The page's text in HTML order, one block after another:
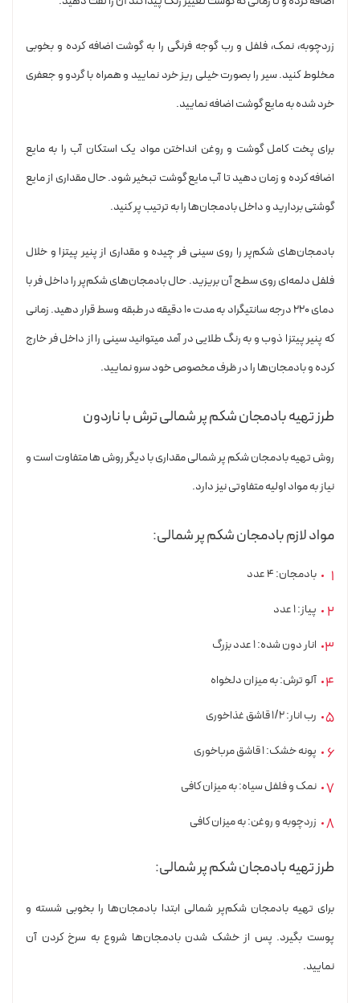
زردچوبه، نمک، فلفل و رب گوجه فرنگی را به گوشت اضافه کرده و بخوبی
مخلوط کنید. سیر را بصورت خیلی ریز خرد نمایید و همراه با گردو و جعفری
خرد شده به مایع گوشت اضافه نمایید.
برای پخت کامل گوشت و روغن انداختن مواد یک استکان آب را به مایع
اضافه کرده و زمان دهید تا آب مایع گوشت تبخیر شود. حال مقداری از مایع
گوشتی بردارید و داخل بادمجان‌ها را به ترتیب پر کنید.
بادمجان‌های شکم‌پر را روی سینی فر چیده و مقداری از پنیر پیتزا و خلال
فلفل دلمه‌ای روی سطح آن بریزید. حال بادمجان‌های شکم‌پر را داخل فر با
دمای ۲۲۰ درجه سانتیگراد به مدت ۱۰ دقیقه در طبقه وسط قرار دهید. زمانی
که پنیر پیتزا ذوب و به رنگ طلایی در آمد میتوانید سینی را از داخل فر خارج
کرده و بادمجان‌ها را در ظرف مخصوص خود سرو نمایید.
طرز تهیه بادمجان شکم پر شمالی ترش با ناردون
روش تهیه بادمجان شکم پر شمالی مقداری با دیگر روش ها متفاوت است و
نیاز به مواد اولیه متفاوتی نیز دارد.
مواد لازم بادمجان شکم پر شمالی:
بادمجان: ۴ عدد
پیاز: ۱ عدد
انار دون شده: ۱ عدد بزرگ
آلو ترش: به میزان دلخواه
رب انار: ۱/۲ قاشق غذاخوری
پونه خشک: ۱ قاشق مرباخوری
نمک و فلفل سیاه: به میزان کافی
زردچوبه و روغن: به میزان کافی
طرز تهیه بادمجان شکم پر شمالی:
برای تهیه بادمجان شکم‌پر شمالی ابتدا بادمجان‌ها را بخوبی شسته و
پوست بگیرد. پس از خشک شدن بادمجان‌ها شروع به سرخ کردن آن
نمایید.